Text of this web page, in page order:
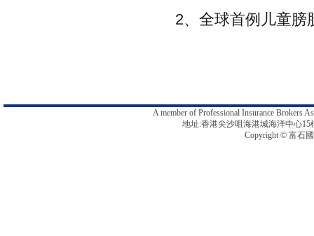
2、全球首例儿童膀
A member of Professional Insurance Brokers
地址:香港尖沙咀海港城海洋中心15
Copyright © 富石